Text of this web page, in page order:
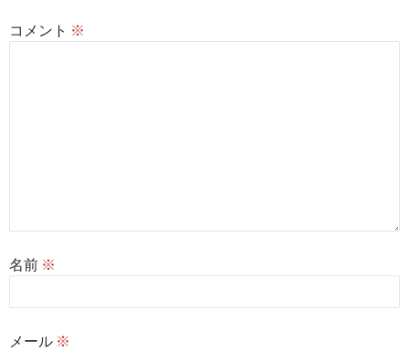
コメント ※
名前 ※
メール ※